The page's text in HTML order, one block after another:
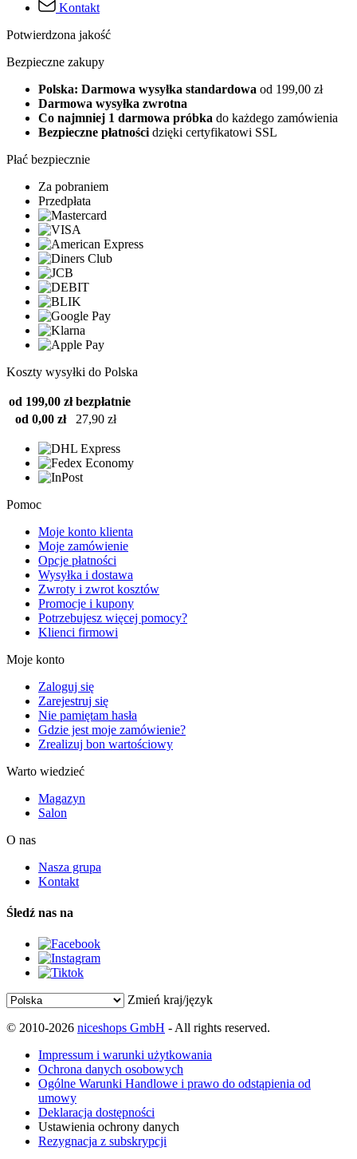
Kontakt
Potwierdzona jakość
Bezpieczne zakupy
Polska: Darmowa wysyłka standardowa od 199,00 zł
Darmowa wysyłka zwrotna
Co najmniej 1 darmowa próbka do każdego zamówienia
Bezpieczne płatności dzięki certyfikatowi SSL
Płać bezpiecznie
Za pobraniem
Przedpłata
Koszty wysyłki do Polska
od 199,00 zł bezpłatnie
od 0,00 zł
27,90 zł
Pomoc
Moje konto klienta
Moje zamówienie
Opcje płatności
Wysyłka i dostawa
Zwroty i zwrot kosztów
Promocje i kupony
Potrzebujesz więcej pomocy?
Klienci firmowi
Moje konto
Zaloguj się
Zarejestruj się
Nie pamiętam hasła
Gdzie jest moje zamówienie?
Zrealizuj bon wartościowy
Warto wiedzieć
Magazyn
Salon
O nas
Nasza grupa
Kontakt
Śledź nas na
Zmień kraj/język
© 2010-2026 niceshops GmbH - All rights reserved.
Impressum i warunki użytkowania
Ochrona danych osobowych
Ogólne Warunki Handlowe i prawo do odstąpienia od
umowy
Deklaracja dostępności
Ustawienia ochrony danych
Rezygnacja z subskrypcji